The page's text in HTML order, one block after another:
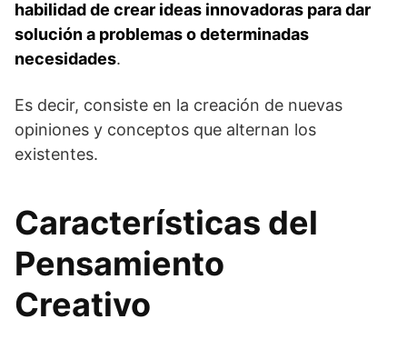
habilidad de crear ideas innovadoras para dar
solución a problemas o determinadas
necesidades.
Es decir, consiste en la creación de nuevas
opiniones y conceptos que alternan los
existentes.
Características del
Pensamiento
Creativo